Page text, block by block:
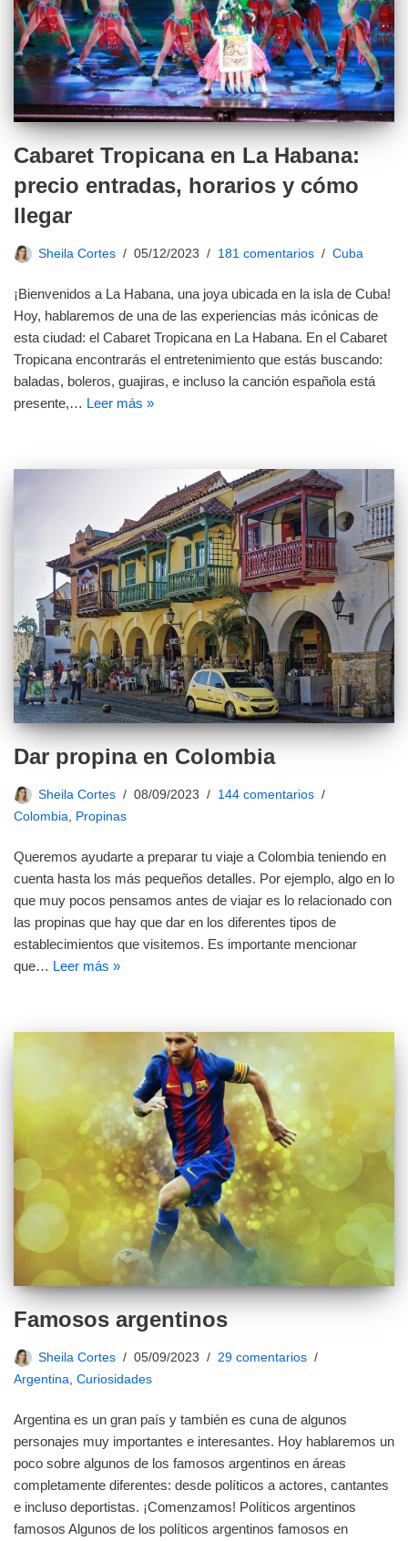
Cabaret Tropicana en La Habana:
precio entradas, horarios y cómo
llegar
Sheila Cortes 05/12/2023 181 comentarios Cuba
¡Bienvenidos a La Habana, una joya ubicada en la isla de Cuba!
Hoy, hablaremos de una de las experiencias más icónicas de
esta ciudad: el Cabaret Tropicana en La Habana. En el Cabaret
Tropicana encontrarás el entretenimiento que estás buscando:
baladas, boleros, guajiras, e incluso la canción española está
presente,… Leer más »
Dar propina en Colombia
Sheila Cortes 08/09/2023
144 comentarios
Colombia, Propinas
Queremos ayudarte a preparar tu viaje a Colombia teniendo en
cuenta hasta los más pequeños detalles. Por ejemplo, algo en lo
que muy pocos pensamos antes de viajar es lo relacionado con
las propinas que hay que dar en los diferentes tipos de
establecimientos que visitemos. Es importante mencionar
que… Leer más »
Famosos argentinos
Sheila Cortes 05/09/2023
29 comentarios
Argentina Curiosidades
Argentina es un gran país y también es cuna de algunos
personajes muy importantes e interesantes. Hoy hablaremos un
poco sobre algunos de los famosos argentinos en áreas
completamente diferentes: desde políticos a actores, cantantes
e incluso deportistas. ¡Comenzamos! Políticos argentinos
famosos Algunos de los políticos argentinos famosos en